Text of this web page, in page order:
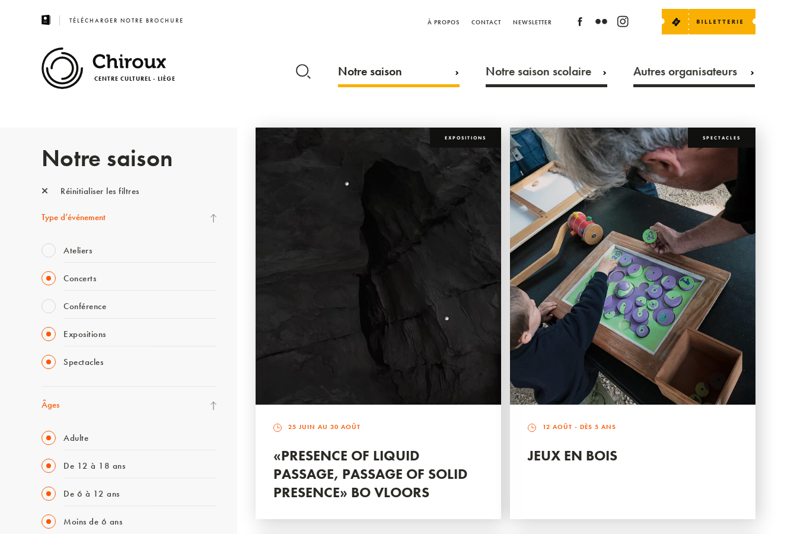
TÉLÉCHARGER NOTRE BROCHURE À PROPOS CONTACT NEWSLETTER
CENTRE CULTUREL - LIÈGE Notre saison Notre saison scolaire Autres organisateurs
Notre saison
Réinitialiser les filtres
Type d’événement
Ateliers
Concerts
Conférence
Expositions
Spectacles
Âges
Adulte
De 12 à 18 ans
De 6 à 12 ans
Moins de 6 ans
EXPOSITIONS
25 JUIN AU 30 AOÛT
«PRESENCE OF LIQUID
PASSAGE, PASSAGE OF SOLID
PRESENCE» BO VLOORS
SPECTACLES
12 AOÛT - DÈS 5 ANS
JEUX EN BOIS